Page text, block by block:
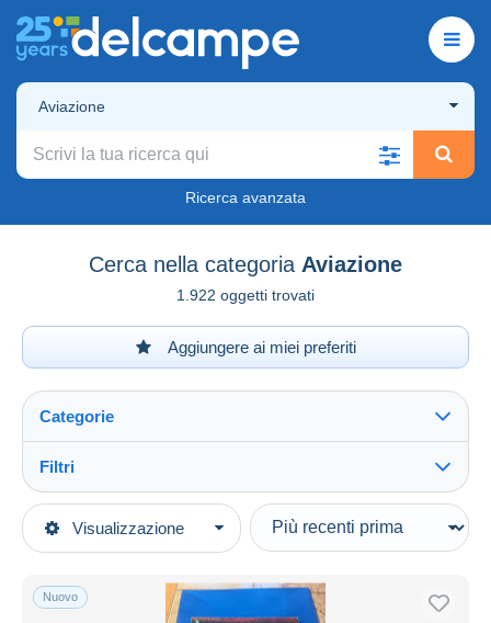
Aviazione
Ricerca avanzata
Cerca nella categoria Aviazione
1.922 oggetti trovati
Aggiungere ai miei preferiti
Visualizzazione
Categorie
Categorie principali
Francese
Filtri
Tipo di vendita
In corso
Prezzo fisso
Asta con offerte
Nuovo